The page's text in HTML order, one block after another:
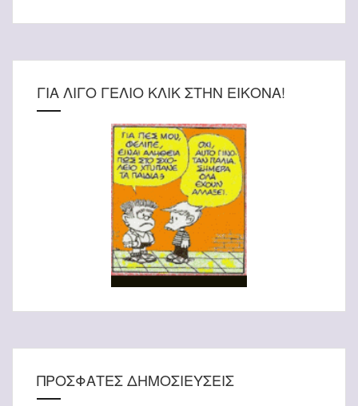
ΓΙΑ ΛΙΓΟ ΓΕΛΙΟ ΚΛΙΚ ΣΤΗΝ ΕΙΚΟΝΑ!
ΠΡΟΣΦΑΤΕΣ ΔΗΜΟΣΙΕΥΣΕΙΣ